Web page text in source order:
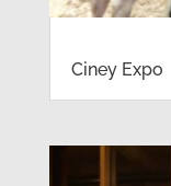
Ciney Expo